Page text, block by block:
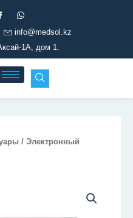
info@medsol.kz
1А, дом 1.
/ Электронный